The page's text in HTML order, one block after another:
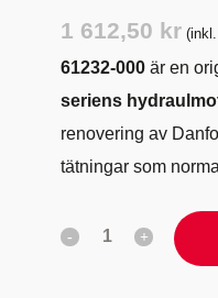
1 612,50 kr
61232-000 är en
seriens
renovering av
tätningar som